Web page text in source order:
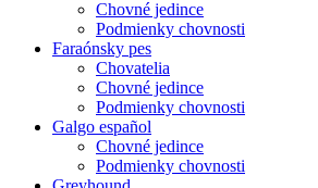
Chovné jedince
Podmienky chovnosti
Faraónsky pes
Chovatelia
Chovné jedince
Podmienky chovnosti
Galgo español
Chovné jedince
Podmienky chovnosti